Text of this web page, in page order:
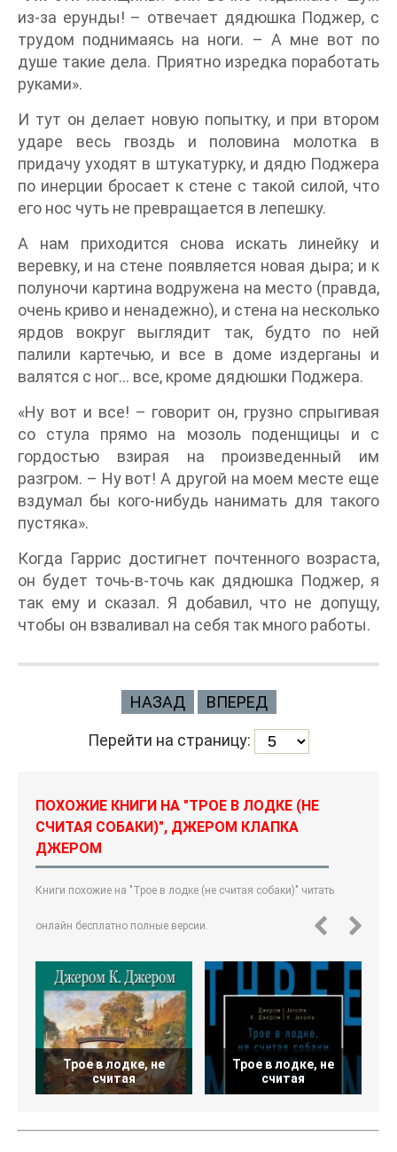
из-за ерунды! – отвечает дядюшка Поджер, с
трудом поднимаясь на ноги. – А мне вот по
душе такие дела. Приятно изредка поработать
руками».
И тут он делает новую попытку, и при втором
ударе весь гвоздь и половина молотка в
придачу уходят в штукатурку, и дядю Поджера
по инерции бросает к стене с такой силой, что
его нос чуть не превращается в лепешку.
А нам приходится снова искать линейку и
веревку, и на стене появляется новая дыра; и к
полуночи картина водружена на место (правда,
очень криво и ненадежно), и стена на несколько
ярдов вокруг выглядит так, будто по ней
палили картечью, и все в доме издерганы и
валятся с ног… все, кроме дядюшки Поджера.
«Ну вот и все! – говорит он, грузно спрыгивая
со стула прямо на мозоль поденщицы и с
гордостью взирая на произведенный им
разгром. – Ну вот! А другой на моем месте еще
вздумал бы кого-нибудь нанимать для такого
пустяка».
Когда Гаррис достигнет почтенного возраста,
он будет точь-в-точь как дядюшка Поджер, я
так ему и сказал. Я добавил, что не допущу,
чтобы он взваливал на себя так много работы.
НАЗАД ВПЕРЕД
Перейти на страницу:
ПОХОЖИЕ КНИГИ НА "ТРОЕ В ЛОДКЕ (НЕ
СЧИТАЯ СОБАКИ)", ДЖЕРОМ КЛАПКА
ДЖЕРОМ
Книги похожие на "Трое в лодке (не считая собаки)" читать
онлайн бесплатно полные версии.
Трое в лодке, не
считая
Трое в лодке, не
считая